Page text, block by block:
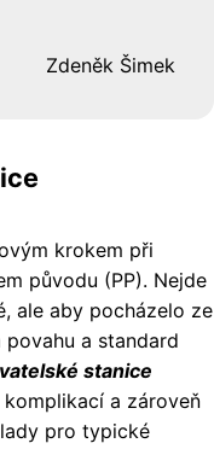
Zdeněk Šimek
krokem při
původu (PP). Nejde
ale aby pocházelo ze
a standard
stanice
a zároveň
pro typické